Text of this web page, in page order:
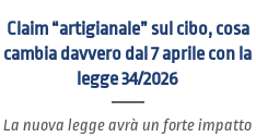
Claim “artigianale” sul cibo, cosa
cambia davvero dal 7 aprile con la
legge 34/2026
La nuova legge avrà un forte impatto